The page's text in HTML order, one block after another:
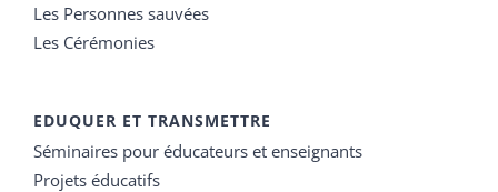
Les Personnes sauvées
Les Cérémonies
EDUQUER ET TRANSMETTRE
Séminaires pour éducateurs et enseignants
Projets éducatifs